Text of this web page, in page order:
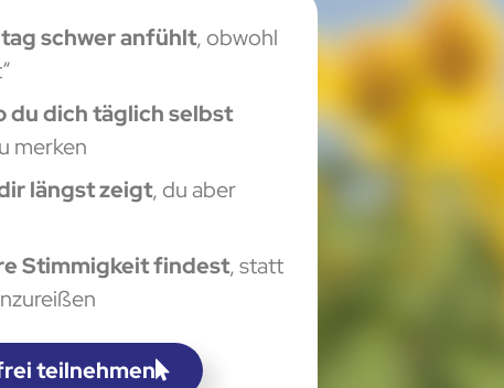
schwer anfühlt, obwohl
du dich täglich selbst
merken
längst zeigt, du aber
Stimmigkeit findest, statt
teilnehmen